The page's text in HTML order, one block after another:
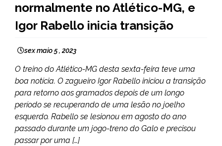
normalmente no Atlético-MG, e
Igor Rabello inicia transição
sex maio 5 , 2023
O treino do Atlético-MG desta sexta-feira teve uma
boa notícia. O zagueiro Igor Rabello iniciou a transição
para retorno aos gramados depois de um longo
período se recuperando de uma lesão no joelho
esquerdo. Rabello se lesionou em agosto do ano
passado durante um jogo-treno do Galo e precisou
passar por uma […]